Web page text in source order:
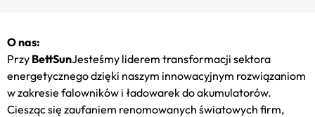
O nas:
Przy BettSunJesteśmy liderem transformacji sektora
energetycznego dzięki naszym innowacyjnym rozwiązaniom
w zakresie falowników i ładowarek do akumulatorów.
Ciesząc się zaufaniem renomowanych światowych firm,